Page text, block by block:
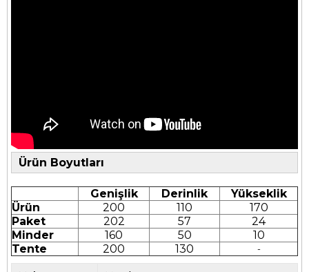
Ürün Boyutları
Genişlik Derinlik
Yükseklik
Ürün
200 110
170
Paket
202 57
24
Minder
160 50
10
Tente
200 130 -